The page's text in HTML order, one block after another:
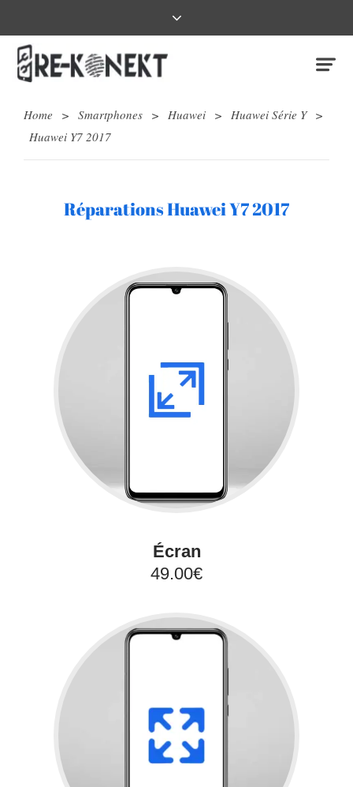
Home > Smartphones > Huawei > Huawei Série Y >
Huawei Y7 2017
Réparations Huawei Y7 2017
Écran
49.00€